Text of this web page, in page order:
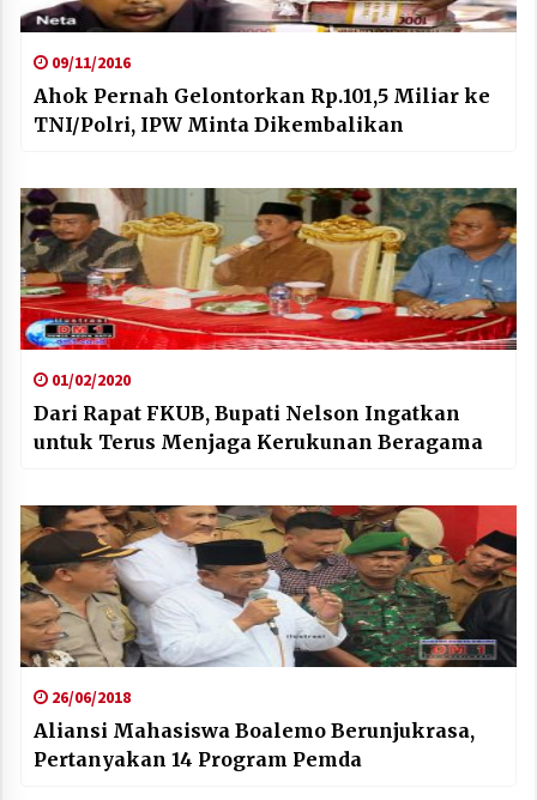
09/11/2016
Ahok Pernah Gelontorkan Rp.101,5 Miliar ke
TNI/Polri, IPW Minta Dikembalikan
01/02/2020
Dari Rapat FKUB, Bupati Nelson Ingatkan
untuk Terus Menjaga Kerukunan Beragama
26/06/2018
Aliansi Mahasiswa Boalemo Berunjukrasa,
Pertanyakan 14 Program Pemda